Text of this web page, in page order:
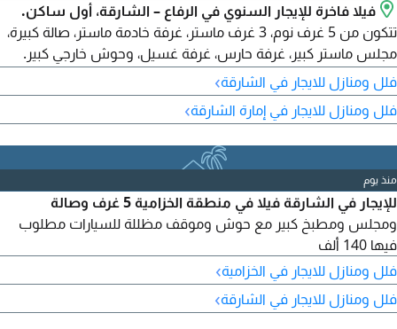
فيلا فاخرة للإيجار السنوي في الرفاع – الشارقة، أول ساكن.
تتكون من 5 غرف نوم، 3 غرف ماستر، غرفة خادمة ماستر، صالة كبيرة،
مجلس ماستر كبير، غرفة حارس، غرفة غسيل، وحوش خارجي كبير.
دفعات. للاتصال.
فلل ومنازل للايجار في الشارقة›
فلل ومنازل للايجار في إمارة الشارقة›
منذ يوم
للإيجار في الشارقة فيلا في منطقة الخزامية 5 غرف وصالة
ومجلس ومطبخ كبير مع حوش وموقف مظللة للسيارات مطلوب
فيها 140 ألف
فلل ومنازل للايجار في الخزامية›
فلل ومنازل للايجار في الشارقة›